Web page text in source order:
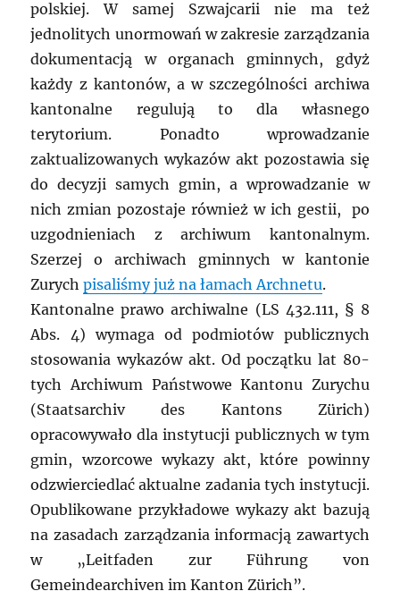
polskiej. W samej Szwajcarii nie ma też
jednolitych unormowań w zakresie zarządzania
dokumentacją w organach gminnych, gdyż
każdy z kantonów, a w szczególności archiwa
kantonalne regulują to dla własnego
terytorium. Ponadto wprowadzanie
zaktualizowanych wykazów akt pozostawia się
do decyzji samych gmin, a wprowadzanie w
nich zmian pozostaje również w ich gestii, po
uzgodnieniach z archiwum kantonalnym.
Szerzej o archiwach gminnych w kantonie
Zurychpisaliśmy już na łamach Archnetu.
Kantonalne prawo archiwalne (LS 432.111, § 8
Abs. 4) wymaga od podmiotów publicznych
stosowania wykazów akt. Od początku lat 80-
tych Archiwum Państwowe Kantonu Zurychu
(Staatsarchiv des Kantons Zürich)
opracowywało dla instytucji publicznych w tym
gmin, wzorcowe wykazy akt, które powinny
odzwierciedlać aktualne zadania tych instytucji.
Opublikowane przykładowe wykazy akt bazują
na zasadach zarządzania informacją zawartych
w „Leitfaden zur Führung von
Gemeindearchiven im Kanton Zürich”.